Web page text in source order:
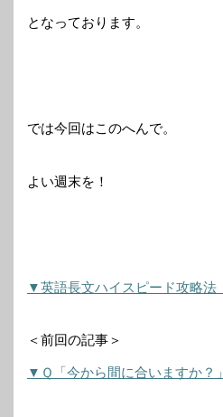
となっております。
では今回はこのへんで。
よい週末を！
▼英語長文ハイスピード攻略法
＜前回の記事＞
▼Ｑ「今から間に合いますか？